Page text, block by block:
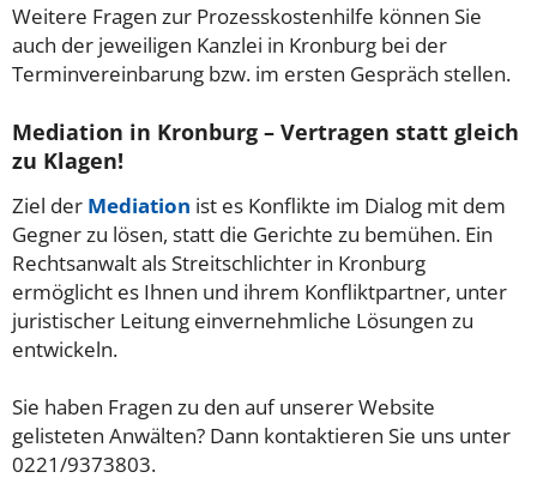
Weitere Fragen zur Prozesskostenhilfe können Sie
auch der jeweiligen Kanzlei in Kronburg bei der
Terminvereinbarung bzw. im ersten Gespräch stellen.
Mediation in Kronburg – Vertragen statt gleich
zu Klagen!
Ziel der Mediation ist es Konflikte im Dialog mit dem
Gegner zu lösen, statt die Gerichte zu bemühen. Ein
Rechtsanwalt als Streitschlichter in Kronburg
ermöglicht es Ihnen und ihrem Konfliktpartner, unter
juristischer Leitung einvernehmliche Lösungen zu
entwickeln.
Sie haben Fragen zu den auf unserer Website
gelisteten Anwälten? Dann kontaktieren Sie uns unter
0221/9373803.